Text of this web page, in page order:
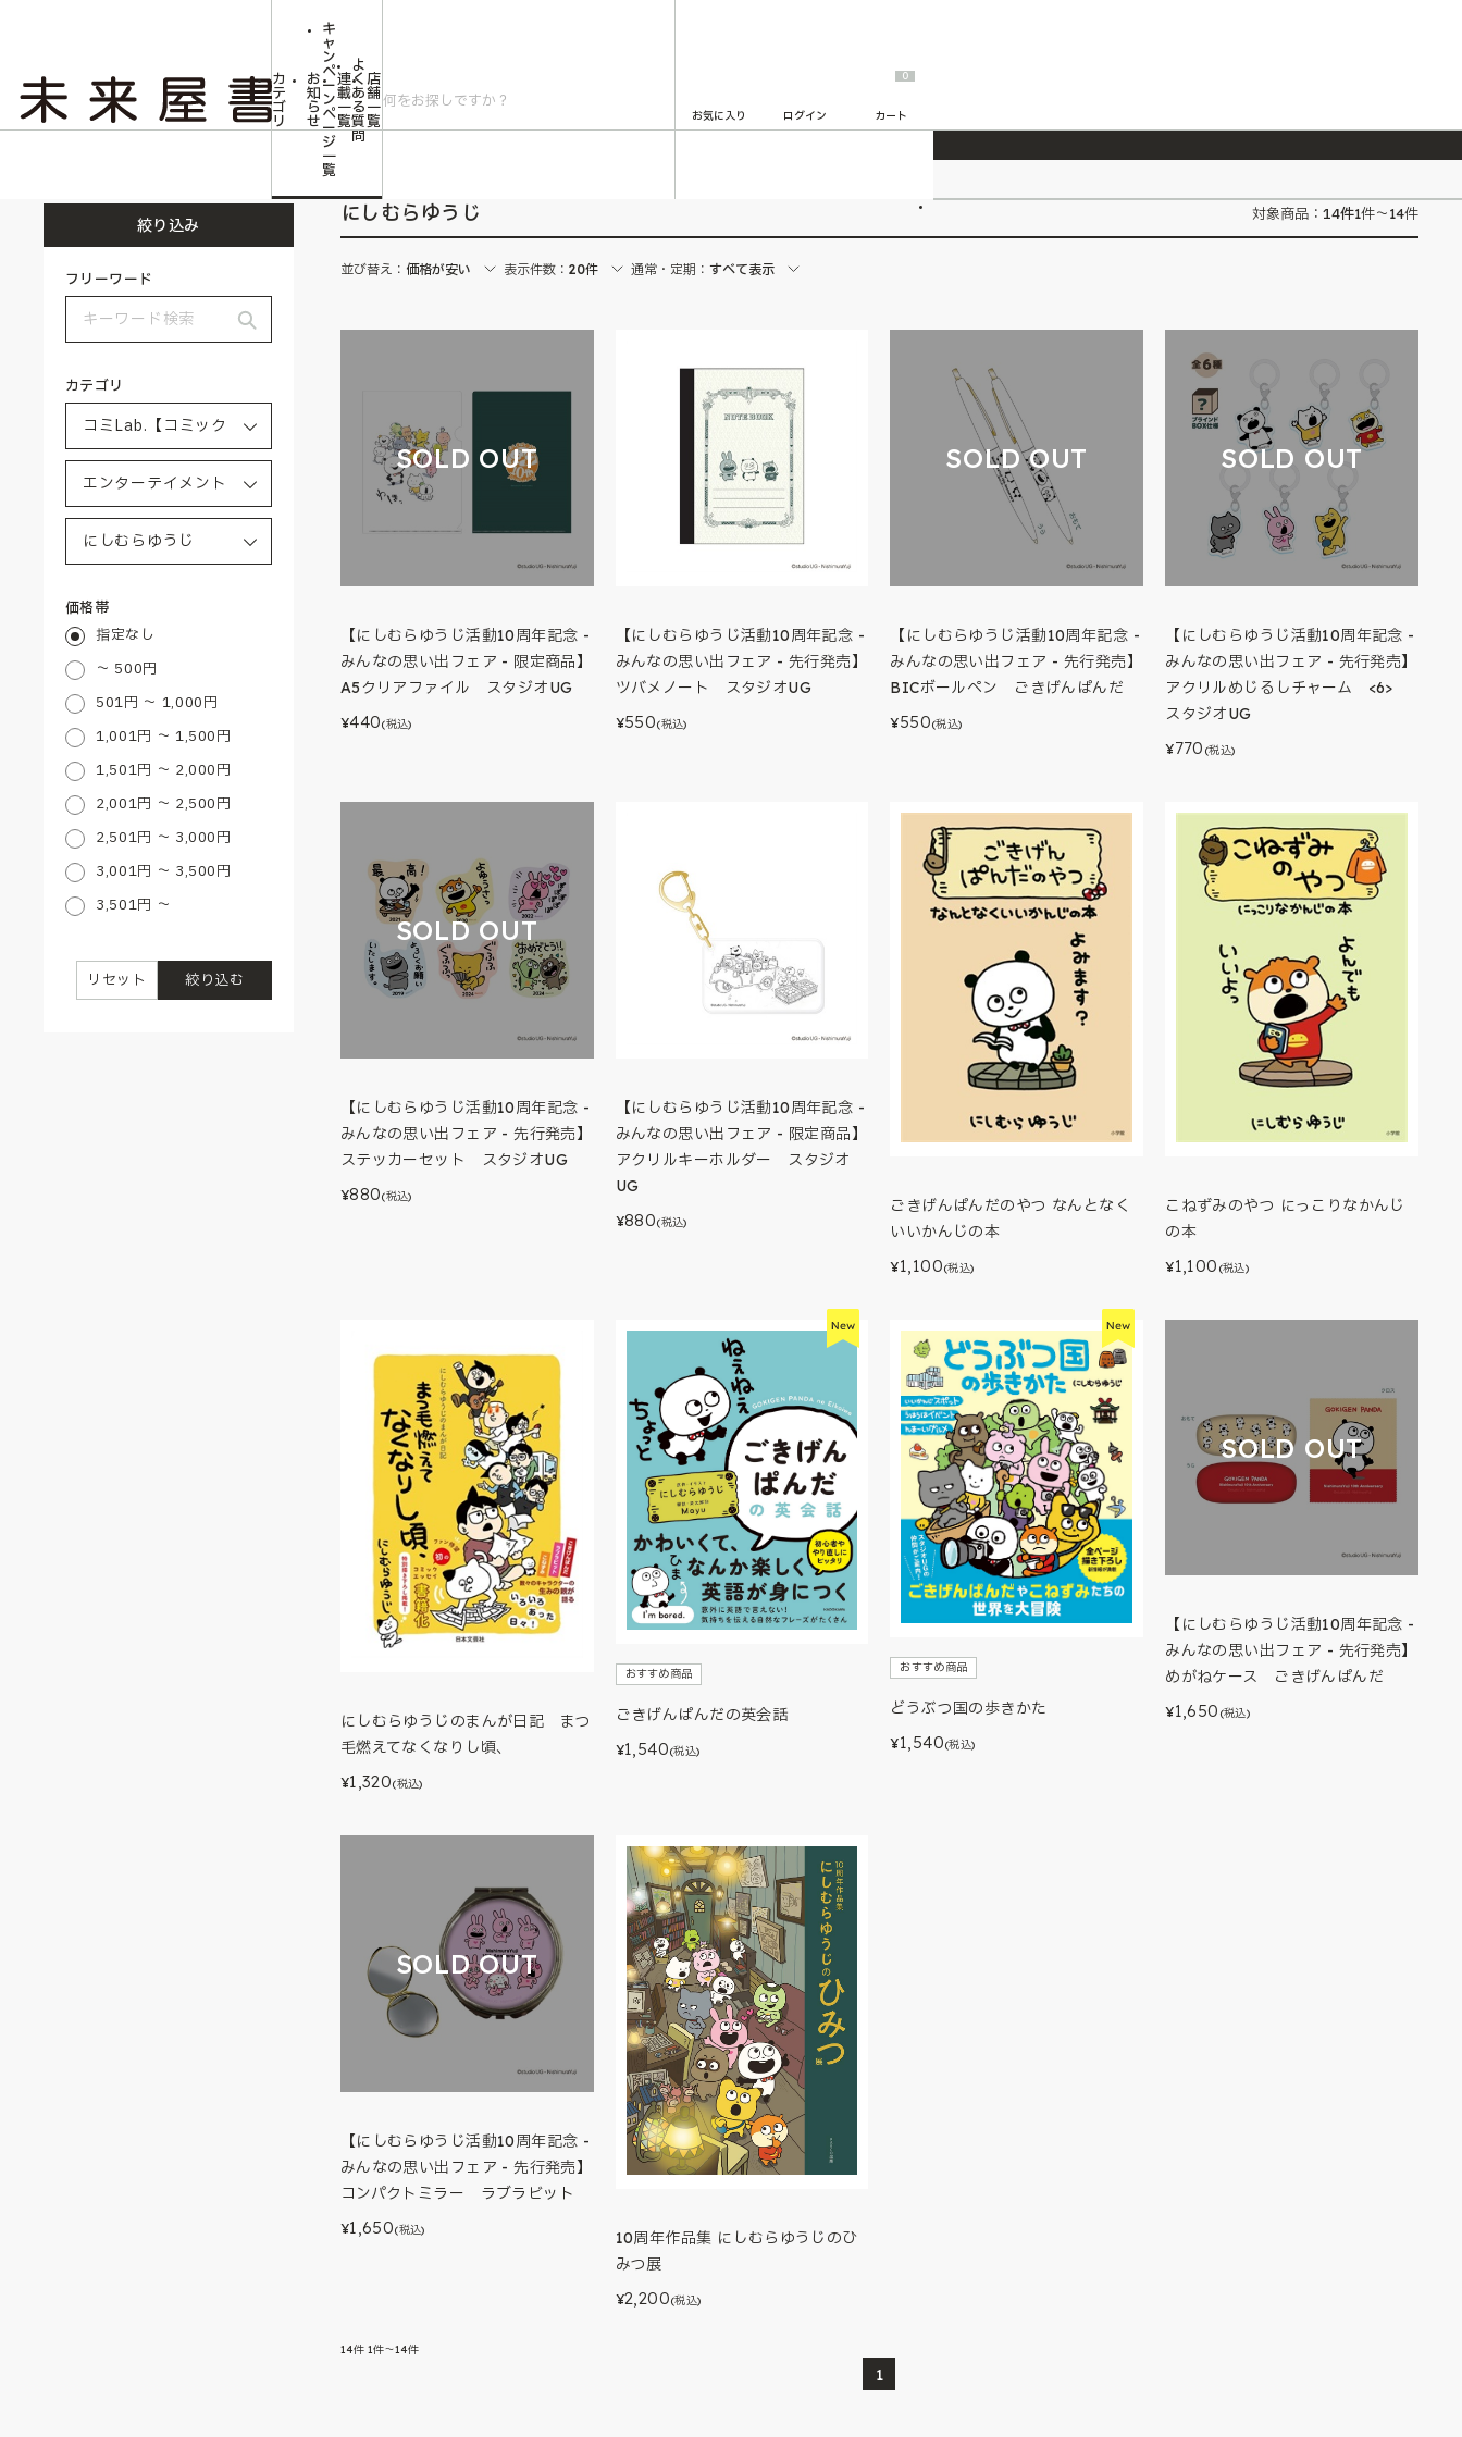
2026/7/23 『ONE PIECE magazine 021 ONE PIECEカード付き同梱版』発売延期のご案内
カ
テ
ゴ
リ
お
知
ら
せ
キ
ャ
ン
ペ
ー
ン
ペ
ー
ジ
一
覧
連
載
一
覧
よ
く
あ
る
質
問
店
舗
一
覧
お気に入り ログイン
0
カート
エンターテイメント
絞り込み
フリーワード
カテゴリ
価格帯
指定なし
～ 500円
501円 ～ 1,000円
1,001円 ～ 1,500円
1,501円 ～ 2,000円
2,001円 ～ 2,500円
2,501円 ～ 3,000円
3,001円 ～ 3,500円
3,501円 ～
絞り込む
リセット
にしむらゆうじ 対象商品： 14件1件～14件
並び替え： 価格が安い 表示件数： 20件 通常・定期： すべて表示
SOLD OUT
【にしむらゆうじ活動10周年記念 -
みんなの思い出フェア - 限定商品】
A5クリアファイル スタジオUG
¥440(税込)
【にしむらゆうじ活動10周年記念 -
みんなの思い出フェア - 先行発売】
ツバメノート スタジオUG
¥550(税込)
SOLD OUT
【にしむらゆうじ活動10周年記念 -
みんなの思い出フェア - 先行発売】
BICボールペン ごきげんぱんだ
¥550(税込)
SOLD OUT
【にしむらゆうじ活動10周年記念 -
みんなの思い出フェア - 先行発売】
アクリルめじるしチャーム <6>
スタジオUG
¥770 (税込)
SOLD OUT
【にしむらゆうじ活動10周年記念 -
みんなの思い出フェア - 先行発売】
ステッカーセット スタジオUG
¥880(税込)
【にしむらゆうじ活動10周年記念 -
みんなの思い出フェア - 限定商品】
アクリルキーホルダー スタジオ
UG
¥880(税込)
ごきげんぱんだのやつ なんとなく
いいかんじの本
¥1,100(税込)
こねずみのやつ にっこりなかんじ
の本
¥1,100 (税込)
にしむらゆうじのまんが日記 まつ
毛燃えてなくなりし頃、
¥1,320(税込)
おすすめ商品
ごきげんぱんだの英会話
¥1,540(税込)
おすすめ商品
どうぶつ国の歩きかた
¥1,540(税込)
SOLD OUT
【にしむらゆうじ活動10周年記念 -
みんなの思い出フェア - 先行発売】
めがねケース ごきげんぱんだ
¥1,650 (税込)
SOLD OUT
【にしむらゆうじ活動10周年記念 -
みんなの思い出フェア - 先行発売】
コンパクトミラー ラブラビット
¥1,650(税込)
10周年作品集 にしむらゆうじのひ
みつ展
¥2,200(税込)
14件 1件～14件
1